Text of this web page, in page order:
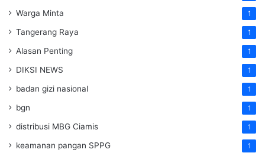
Warga Minta 1
Tangerang Raya 1
Alasan Penting 1
DIKSI NEWS 1
badan gizi nasional 1
bgn 1
distribusi MBG Ciamis 1
keamanan pangan SPPG 1